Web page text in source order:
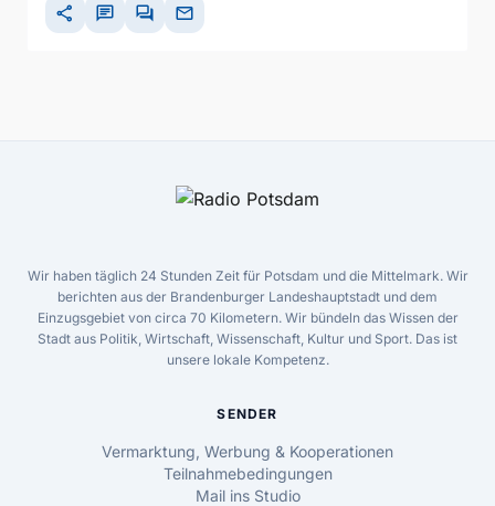
share chat forum mail
Wir haben täglich 24 Stunden Zeit für Potsdam und die Mittelmark. Wir
berichten aus der Brandenburger Landeshauptstadt und dem
Einzugsgebiet von circa 70 Kilometern. Wir bündeln das Wissen der
Stadt aus Politik, Wirtschaft, Wissenschaft, Kultur und Sport. Das ist
unsere lokale Kompetenz.
SENDER
Vermarktung, Werbung & Kooperationen
Teilnahmebedingungen
Mail ins Studio